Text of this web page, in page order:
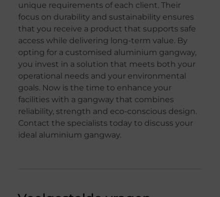
unique requirements of each client. Their
focus on durability and sustainability ensures
that you receive a product that supports safe
access while delivering long-term value. By
opting for a customised aluminium gangway,
you invest in a solution that meets both your
operational needs and your environmental
goals. Now is the time to enhance your
facilities with a gangway that combines
reliability, strength and eco-conscious design.
Contact the specialists today to discuss your
ideal aluminium gangway.